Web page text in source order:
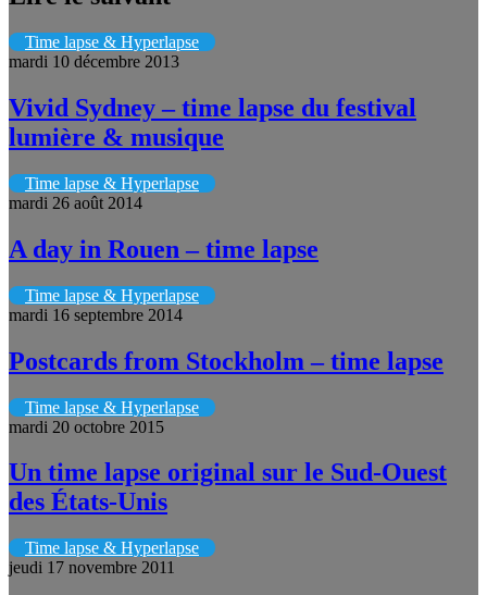
Time lapse & Hyperlapse
mardi 10 décembre 2013
Vivid Sydney – time lapse du festival
lumière & musique
Time lapse & Hyperlapse
mardi 26 août 2014
A day in Rouen – time lapse
Time lapse & Hyperlapse
mardi 16 septembre 2014
Postcards from Stockholm – time lapse
Time lapse & Hyperlapse
mardi 20 octobre 2015
Un time lapse original sur le Sud-Ouest
des États-Unis
Time lapse & Hyperlapse
jeudi 17 novembre 2011